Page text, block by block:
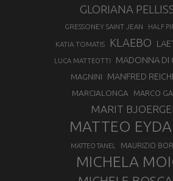
GLORIANA
GRESSONEY SAINT JEAN HALF
KATIA TOMATIS KLAEBO
LUCA MATTEOTTI MADONNA DI
MAGNINI MANFRED
MARCIALONGA MARCO
MARIT
MATTEO
MATTEO TANEL MAURIZIO
MICHELA